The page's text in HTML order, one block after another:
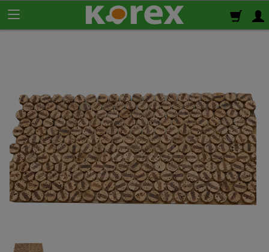
Płyty korkowe
Rolki korkowe
Podkład korkowy
pod panele
Korek izolacyjny
Izolacja termiczno-akustyczna